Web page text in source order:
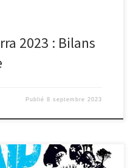
2023 : Bilans
Publié8 septembre 2023